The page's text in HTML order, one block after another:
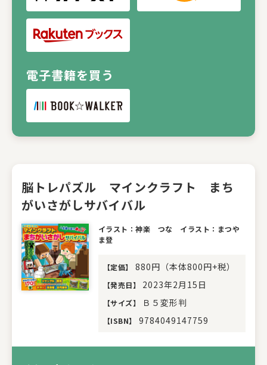
電子書籍を買う
脳トレパズル マインクラフト まち
がいさがしサバイバル
イラスト：神楽 つな イラスト：まつや
ま登
【定価】 880円（本体800円+税）
【発売日】 2023年2月15日
【サイズ】 Ｂ５変形判
【ISBN】 9784049147759